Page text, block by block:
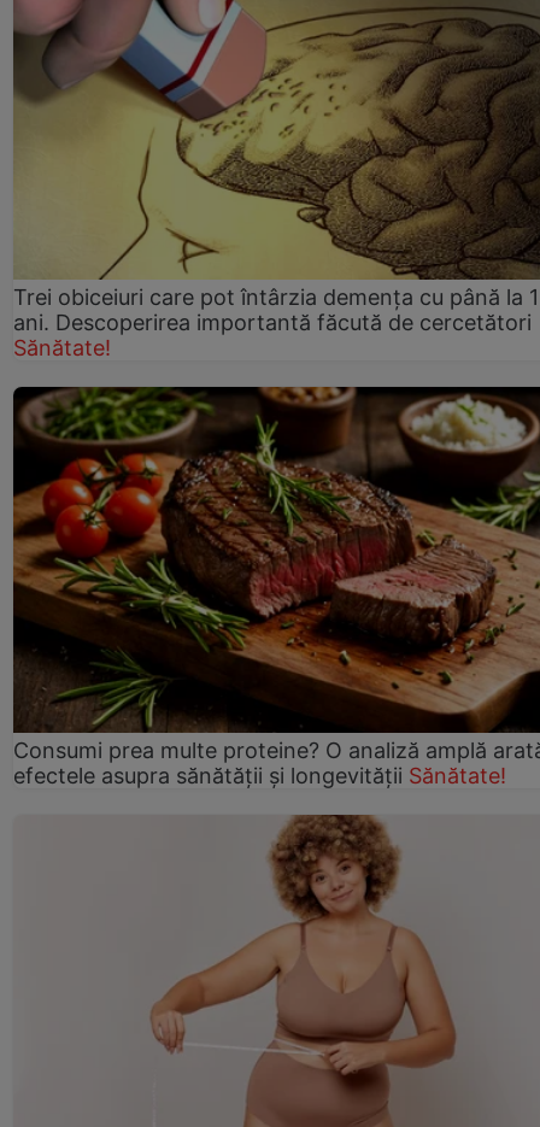
Trei obiceiuri care pot întârzia demența cu până la
ani. Descoperirea importantă făcută de cercetători
Sănătate!
Consumi prea multe proteine? O analiză amplă
efectele asupra sănătății și longevității Sănătate!